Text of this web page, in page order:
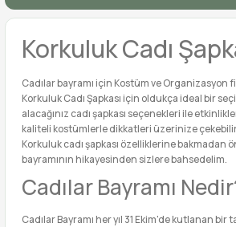
Korkuluk Cadı
Cadılar bayramı için Kostüm ve Organizasyon
Korkuluk Cadı Şapkası için oldukça ideal bir
alacağınız cadı şapkası seçenekleri ile
kaliteli kostümlerle dikkatleri üzerinize
Korkuluk cadı şapkası özelliklerine bakmadan
bayramının hikayesinden sizlere bahsedelim.
Cadılar Bayramı
Cadılar Bayramı her yıl 31 Ekim'de kutlanan bir